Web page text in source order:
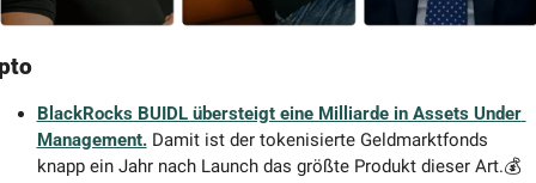
BlackRocks BUIDL übersteigt eine Milliarde in Assets Under
Management. Damit ist der tokenisierte Geldmarktfonds
knapp ein Jahr nach Launch das größte Produkt dieser Art.💰